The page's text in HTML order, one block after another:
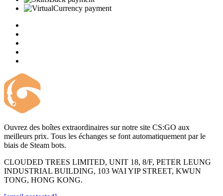
Ouvrez des boîtes extraordinaires sur notre site CS:GO aux
meilleurs prix. Tous les échanges se font automatiquement par le
biais de Steam bots.
CLOUDED TREES LIMITED, UNIT 18, 8/F, PETER LEUNG
INDUSTRIAL BUILDING, 103 WAI YIP STREET, KWUN
TONG, HONG KONG.